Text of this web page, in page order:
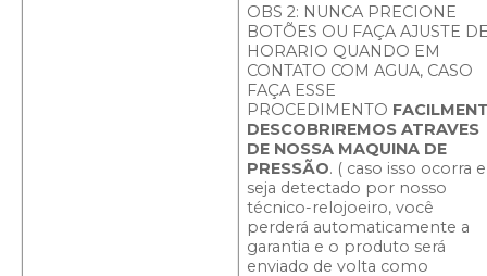
OBS 2: NUNCA PRECIONE
BOTÕES OU FAÇA AJUSTE
HORARIO QUANDO EM
CONTATO COM AGUA, CASO
FAÇA ESSE
PROCEDIMENTO
DESCOBRIREMOS ATRAVES
DE NOSSA MAQUINA DE
PRESSÃO. ( caso isso ocorra e
seja detectado por nosso
técnico-relojoeiro, você
perderá automaticamente a
garantia e o produto será
enviado de volta como